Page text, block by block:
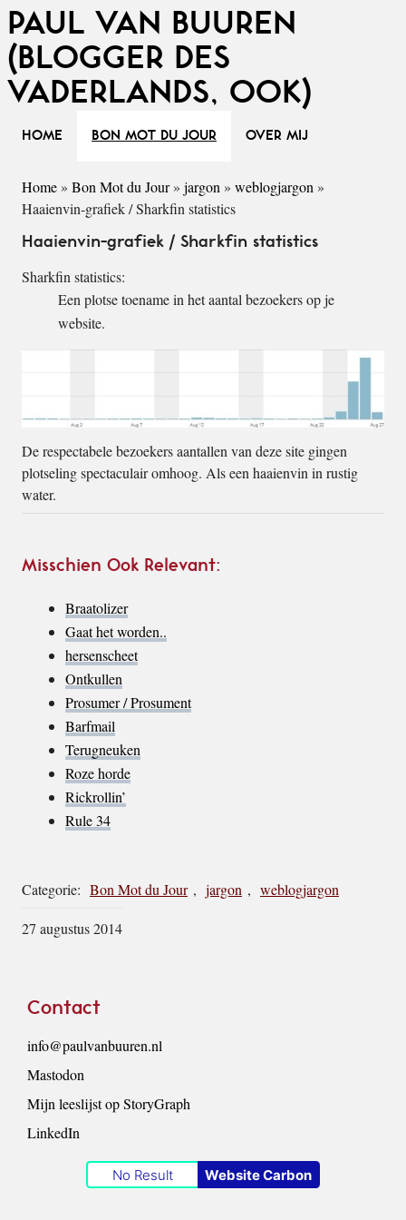
PAUL VAN BUUREN
(BLOGGER DES
VADERLANDS, OOK)
HOME BON MOT DU JOUR OVER MIJ
Home » Bon Mot du Jour» jargon » weblogjargon »
Haaienvin-grafiek / Sharkfin statistics
Haaienvin-grafiek / Sharkfin statistics
Sharkfin statistics:
Een plotse toename in het aantal bezoekers op je
website.
De respectabele bezoekers aantallen van deze site gingen
plotseling spectaculair omhoog. Als een haaienvin in rustig
water.
Misschien Ook Relevant:
Braatolizer
Gaat het worden..
hersenscheet
Ontkullen
Prosumer / Prosument
Barfmail
Terugneuken
Roze horde
Rickrollin’
Rule 34
Categorie: Bon Mot du Jour , jargon , weblogjargon
27 augustus 2014
Contact
info@paulvanbuuren.nl
Mastodon
Mijn leeslijst op StoryGraph
LinkedIn
No Result Website Carbon